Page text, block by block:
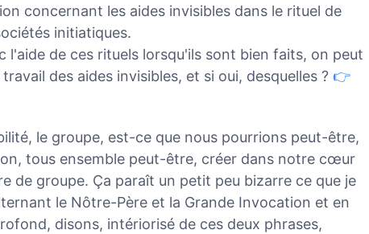
concernant les aides invisibles dans le rituel de
initiatiques.
l'aide de ces rituels lorsqu'ils sont bien faits, on peut
des aides invisibles, et si oui, desquelles ? 👉
le groupe, est-ce que nous pourrions peut-être,
tous ensemble peut-être, créer dans notre cœur
de groupe. Ça paraît un petit peu bizarre ce que je
le Nôtre-Père et la Grande Invocation et en
disons, intériorisé de ces deux phrases,